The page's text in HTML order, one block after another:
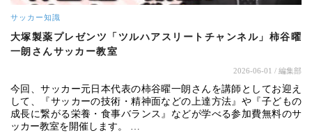
サッカー知識
大塚製薬プレゼンツ「ツルハアスリートチャンネル」柿谷曜
一朗さんサッカー教室
2026-06-01 / 編集部
今回、サッカー元日本代表の柿谷曜一朗さんを講師としてお迎え
して、『サッカーの技術・精神面などの上達方法』や『子どもの
成長に繋がる栄養・食事バランス』などが学べる参加費無料のサ
ッカー教室を開催します。 …